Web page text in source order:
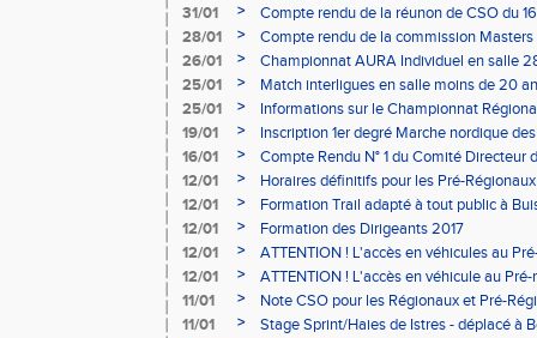
- le 12 février
31/01 >
Compte rendu de la réunon de CSO du
28/01
>
Compte rendu de la commission
à Bourgoin
26/01 >
Championnat AURA Individuel en salle
25/01
>
Match interligues en salle moins de 20
25/01
>
Informations sur le Championnat
05/02
19/01 >
Inscription 1er degré Marche nordique
03/02 (sous condition)
16/01 >
Compte Rendu N° 1 du Comité Directeur
12/01
>
Horaires définitifs pour les Pré-
Aubière
12/01 >
Formation Trail adapté à tout public à
12/01
>
Formation des Dirigeants 2017
12/01
>
ATTENTION ! L'accès en véhicules au
Bains sera réglementé
12/01 >
ATTENTION ! L'accès en véhicule au
Bains sera réglementé
11/01 >
Note CSO pour les Régionaux et Pré-
11/01
> Stage Sprint/Haies de Istres - déplacé à